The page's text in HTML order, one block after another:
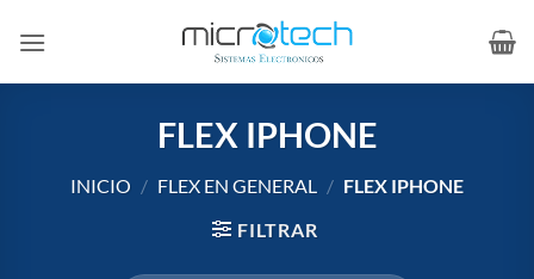
FLEX IPHONE
INICIO / FLEX EN GENERAL / FLEX IPHONE
FILTRAR